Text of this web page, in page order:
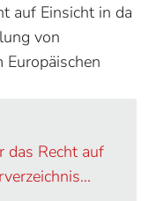
auf Einsicht in da
von
das Recht auf